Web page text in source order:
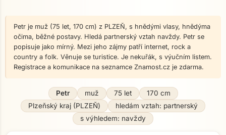
Petr je muž (75 let, 170 cm) z PLZEŇ, s hnědými vlasy, hnědýma
očima, běžné postavy. Hledá partnerský vztah navždy. Petr se
popisuje jako mírný. Mezi jeho zájmy patří internet, rock a
country a folk. Věnuje se turistice. Je nekuřák, s výučním listem.
Registrace a komunikace na seznamce Znamost.cz je zdarma.
Petr muž 75 let
170 cm
Plzeňský kraj (PLZEŇ)
hledám vztah: partnerský
s výhledem: navždy